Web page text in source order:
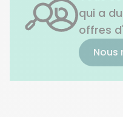
qui a
offres
Nous